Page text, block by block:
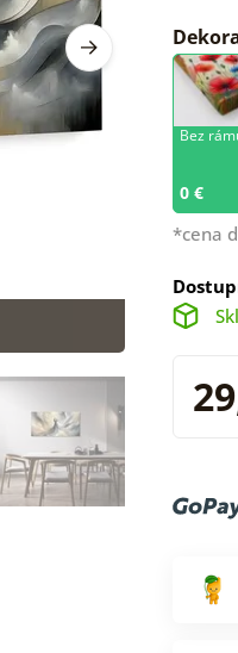
Bez
0 €
*cena